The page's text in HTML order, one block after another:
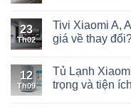
23
Th02
Tivi Xiaomi A,
giá về thay
12
Th09
Tủ Lạnh
trọng và tiện ích